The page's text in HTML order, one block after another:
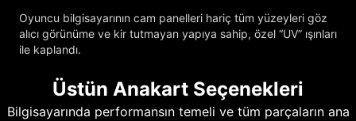
Oyuncu bilgisayarının cam panelleri hariç tüm yüzeyleri göz
alıcı görünüme ve kir tutmayan yapıya sahip, özel “UV” ışınları
ile kaplandı.
Üstün Anakart Seçenekleri
Bilgisayarında performansın temeli ve tüm parçaların ana